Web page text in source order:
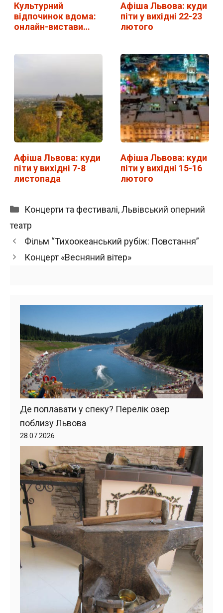
Культурний
відпочинок вдома:
онлайн-вистави…
Афіша Львова: куди
піти у вихідні 22-23
лютого
Афіша Львова: куди
піти у вихідні 7-8
листопада
Афіша Львова: куди
піти у вихідні 15-16
лютого
Категорії
Концерти та фестивалі,Львівський оперний
театр
Фільм “Тихоокеанський рубіж: Повстання”
Концерт «Весняний вітер»
Де поплавати у спеку? Перелік озер
поблизу Львова
28.07.2026